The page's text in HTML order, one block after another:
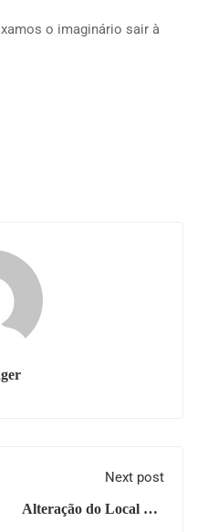
o imaginário sair à
Next post
Alteração do Local dos